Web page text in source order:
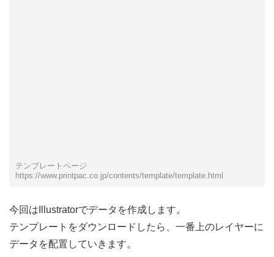
テンプレートページ
https://www.printpac.co.jp/contents/template/template.html
今回はIllustratorでデータを作成します。
テンプレートをダウンロードしたら、一番上のレイヤーに
データを配置していきます。